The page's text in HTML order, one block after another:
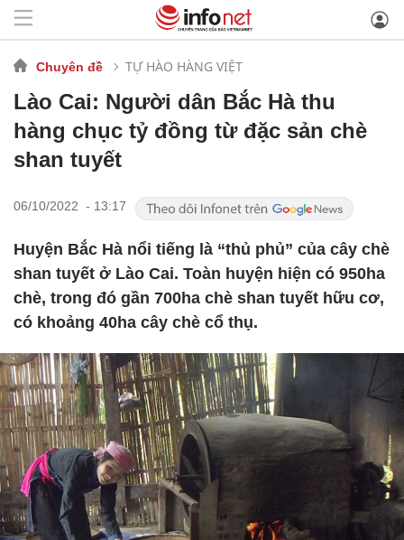
Chuyên đề TỰ HÀO HÀNG VIỆT
Lào Cai: Người dân Bắc Hà thu
hàng chục tỷ đồng từ đặc sản chè
shan tuyết
06/10/2022 - 13:17
Huyện Bắc Hà nổi tiếng là “thủ phủ” của cây chè
shan tuyết ở Lào Cai. Toàn huyện hiện có 950ha
chè, trong đó gần 700ha chè shan tuyết hữu cơ,
có khoảng 40ha cây chè cổ thụ.